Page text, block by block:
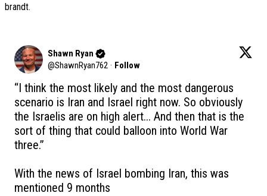
brandt.
Shawn Ryan
@ShawnRyan762 · Follow
“I think the most likely and the most dangerous
scenario is Iran and Israel right now. So obviously
the Israelis are on high alert... And then that is the
sort of thing that could balloon into World War
three.”
With the news of Israel bombing Iran, this was
mentioned 9 months